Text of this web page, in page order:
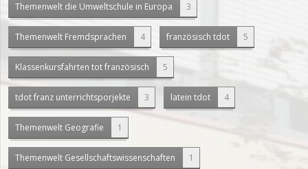
Themenwelt die Umweltschule in Europa 3
Themenwelt Fremdsprachen 4 französisch tdot 5
Klassenkursfahrten tot französisch 5
tdot franz unterrichtsporjekte 3 latein tdot 4
Themenwelt Geografie 1
Themenwelt Gesellschaftswissenschaften 1